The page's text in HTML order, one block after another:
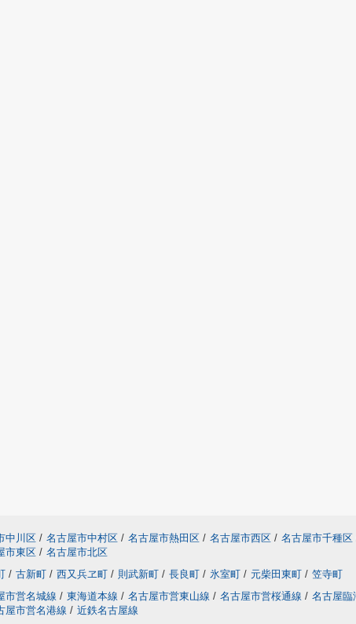
中川区 / 名古屋市中村区 / 名古屋市熱田区 / 名古屋市西区 / 名古屋市千種区
市東区 / 名古屋市北区
/ 古新町 / 西又兵ヱ町 / 則武新町 / 長良町 / 氷室町 / 元柴田東町 / 笠寺町
市営名城線 / 東海道本線 / 名古屋市営東山線 / 名古屋市営桜通線 / 名古屋臨
屋市営名港線 / 近鉄名古屋線